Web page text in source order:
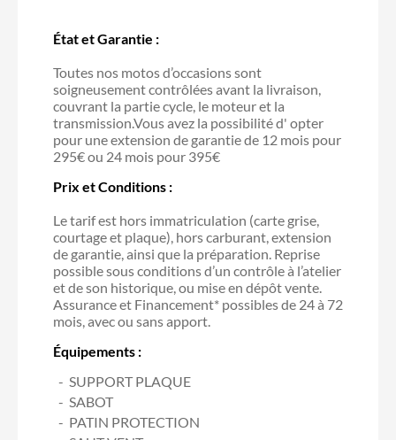
État et Garantie :
Toutes nos motos d’occasions sont
soigneusement contrôlées avant la livraison,
couvrant la partie cycle, le moteur et la
transmission.Vous avez la possibilité d' opter
pour une extension de garantie de 12 mois pour
295€ ou 24 mois pour 395€
Prix et Conditions :
Le tarif est hors immatriculation (carte grise,
courtage et plaque), hors carburant, extension
de garantie, ainsi que la préparation. Reprise
possible sous conditions d’un contrôle à l’atelier
et de son historique, ou mise en dépôt vente.
Assurance et Financement* possibles de 24 à 72
mois, avec ou sans apport.
Équipements :
SUPPORT PLAQUE
SABOT
PATIN PROTECTION